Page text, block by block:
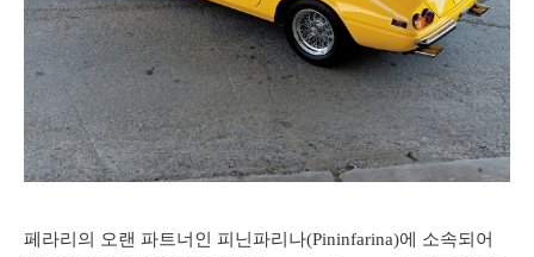
페라리의 오랜 파트너인 피닌파리나(Pininfarina)에 소속되어